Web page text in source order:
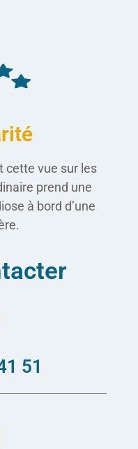
cette vue sur les
prend une
à bord d’une
51